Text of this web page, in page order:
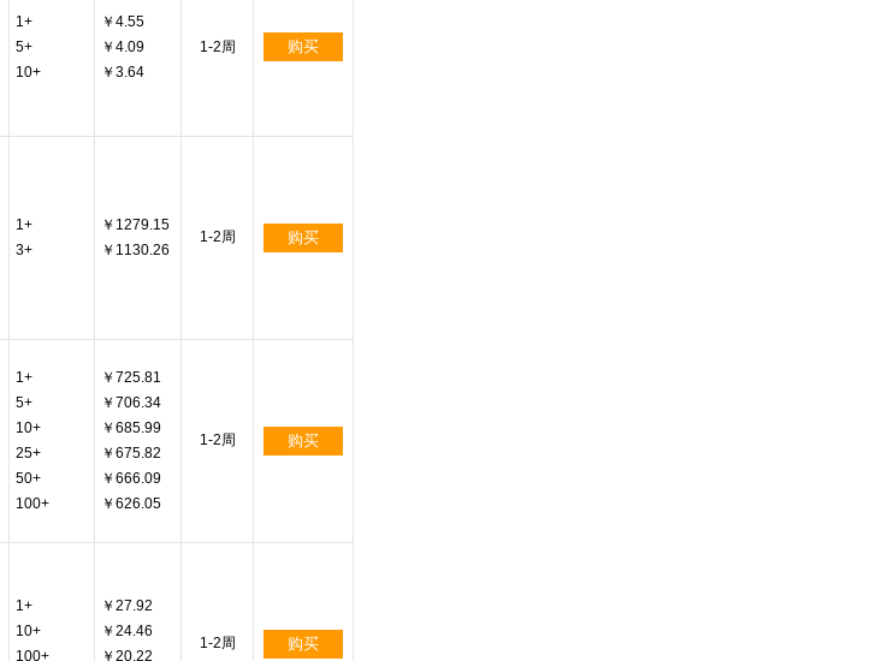
1+
5+
10+
￥4.55
￥4.09
￥3.64
1-2周 购买
1+
3+
￥1279.15
￥1130.26
1-2周 购买
1+
5+
10+
25+
50+
100+
￥725.81
￥706.34
￥685.99
￥675.82
￥666.09
￥626.05
1-2周 购买
1+
10+
100+
￥27.92
￥24.46
￥20.22
1-2周 购买